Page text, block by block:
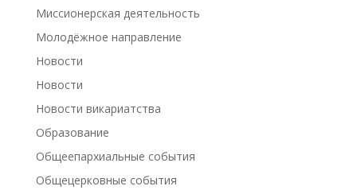
Миссионерская деятельность
Молодёжное направление
Новости
Новости
Новости викариатства
Образование
Общеепархиальные события
Общецерковные события